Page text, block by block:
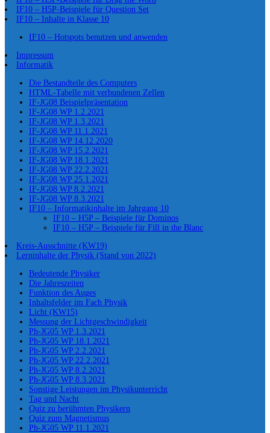
IF10 – H5P-Beispiele für Question Set
IF10 – Inhalte in Klasse 10
IF10 – Hotspots benutzen und anwenden
Impressum
Informatik
Die Bestandteile des Computers
HTML-Tabelle mit verbundenen Zellen
IF-JG08 Beispielpräsentation
IF-JG08 WP 1.2.2021
IF-JG08 WP 1.3.2021
IF-JG08 WP 11.1.2021
IF-JG08 WP 14.12.2020
IF-JG08 WP 15.2.2021
IF-JG08 WP 18.1.2021
IF-JG08 WP 22.2.2021
IF-JG08 WP 25.1.2021
IF-JG08 WP 8.2.2021
IF-JG08 WP 8.3.2021
IF10 – Informatikinhalte im Jahrgang 10
IF10 – H5P – Beispiele für Dominos
IF10 – H5P – Beispiele für Fill in the Blanc
Kreis-Ausschnitte (KW19)
Lerninhalte der Physik (Stand von 2022)
Bedeutende Physiker
Die Jahreszeiten
Funktion des Auges
Inhaltsfelder im Fach Physik
Licht (KW15)
Messung der Lichtgeschwindigkeit
Ph-JG05 WP 1.3.2021
Ph-JG05 WP 18.1.2021
Ph-JG05 WP 2.2.2021
Ph-JG05 WP 22.2.2021
Ph-JG05 WP 8.2.2021
Ph-JG05 WP 8.3.2021
Sonstige Leistungen im Physikunterricht
Tag und Nacht
Quiz zu berühmten Physikern
Quiz zum Magnetismus
Ph-JG05 WP 11.1.2021